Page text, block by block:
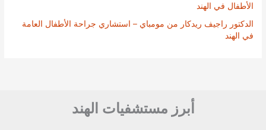
الأطفال في الهند
الدكتور راجيف ريدكار من مومباي – استشاري جراحة الأطفال العامة
في الهند
أبرز مستشفيات الهند